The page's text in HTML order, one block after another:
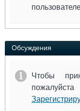
Обсуждения
Чтобы